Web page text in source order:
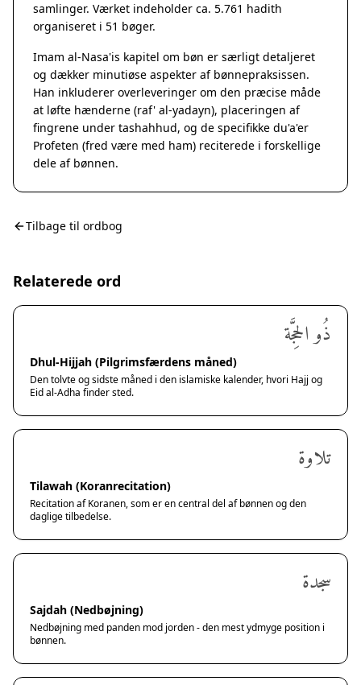
samlinger. Værket indeholder ca. 5.761 hadith
organiseret i 51 bøger.
Imam al-Nasa'is kapitel om bøn er særligt detaljeret
og dækker minutiøse aspekter af bønnepraksissen.
Han inkluderer overleveringer om den præcise måde
at løfte hænderne (raf' al-yadayn), placeringen af
fingrene under tashahhud, og de specifikke du'a'er
Profeten (fred være med ham) reciterede i forskellige
dele af bønnen.
Tilbage til ordbog
Relaterede ord
ذُو الحِجَّة
Dhul-Hijjah (Pilgrimsfærdens måned)
Den tolvte og sidste måned i den islamiske kalender, hvori Hajj og
Eid al-Adha finder sted.
تلاوة
Tilawah (Koranrecitation)
Recitation af Koranen, som er en central del af bønnen og den
daglige tilbedelse.
سجدة
Sajdah (Nedbøjning)
Nedbøjning med panden mod jorden - den mest ydmyge position i
bønnen.